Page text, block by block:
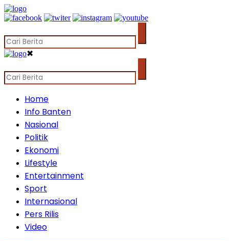
✖
Home
Info Banten
Nasional
Politik
Ekonomi
Lifestyle
Entertainment
Sport
Internasional
Pers Rilis
Video